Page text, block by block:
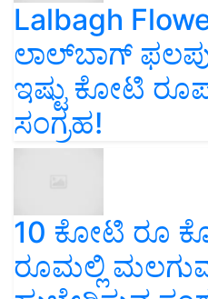
Lalbagh
ಲಾಲ್‌ಬಾಗ್
ಇಷ್ಟು ಕೋಟಿ
ಸಂಗ್ರಹ!
10 ಕೋಟಿ ರೂ
ರೂಮಲ್ಲಿ